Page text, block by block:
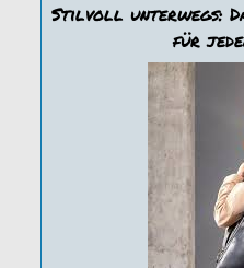
Stilvoll unterwegs:
für